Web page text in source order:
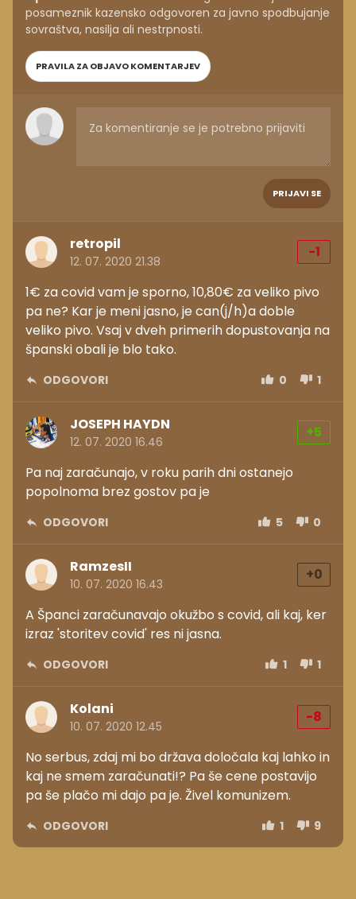
posameznik kazensko odgovoren za javno spodbujanje
sovraštva, nasilja ali nestrpnosti.
PRAVILA ZA OBJAVO KOMENTARJEV
PRIJAVI SE
retropil
12. 07. 2020 21.38
-1
1€ za covid vam je sporno, 10,80€ za veliko pivo
pa ne? Kar je meni jasno, je can(j/h)a doble
veliko pivo. Vsaj v dveh primerih dopustovanja na
španski obali je blo tako.
ODGOVORI 0 1
JOSEPH HAYDN
12. 07. 2020 16.46
+5
Pa naj zaračunajo, v roku parih dni ostanejo
popolnoma brez gostov pa je
ODGOVORI 5 0
RamzesII
10. 07. 2020 16.43
+0
A Španci zaračunavajo okužbo s covid, ali kaj, ker
izraz 'storitev covid' res ni jasna.
ODGOVORI 1 1
Kolani
10. 07. 2020 12.45
-8
No serbus, zdaj mi bo država določala kaj lahko in
kaj ne smem zaračunati!? Pa še cene postavijo
pa še plačo mi dajo pa je. Živel komunizem.
ODGOVORI 1 9